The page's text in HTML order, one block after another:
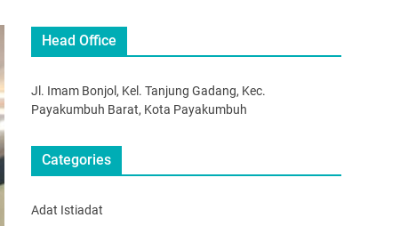
Head Office
Jl. Imam Bonjol, Kel. Tanjung Gadang, Kec.
Payakumbuh Barat, Kota Payakumbuh
Categories
Adat Istiadat